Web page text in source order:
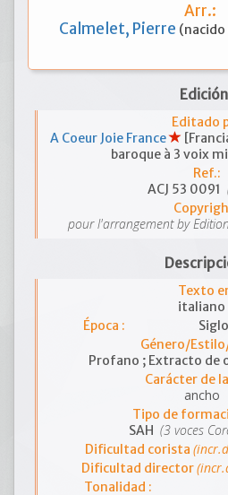
Arr.:
Calmelet, Pierre (nacido
Edición
Editado
A Coeur Joie France
baroque à 3 voix
Ref.:
ACJ 53 0091
pour l'arrangement by
Texto
italiano
Época :
Género/
Profano ; Extracto de
Carácter de
ancho
Tipo de
SAH (3 voces
Dificultad corista
Dificultad director
Tonalidad :